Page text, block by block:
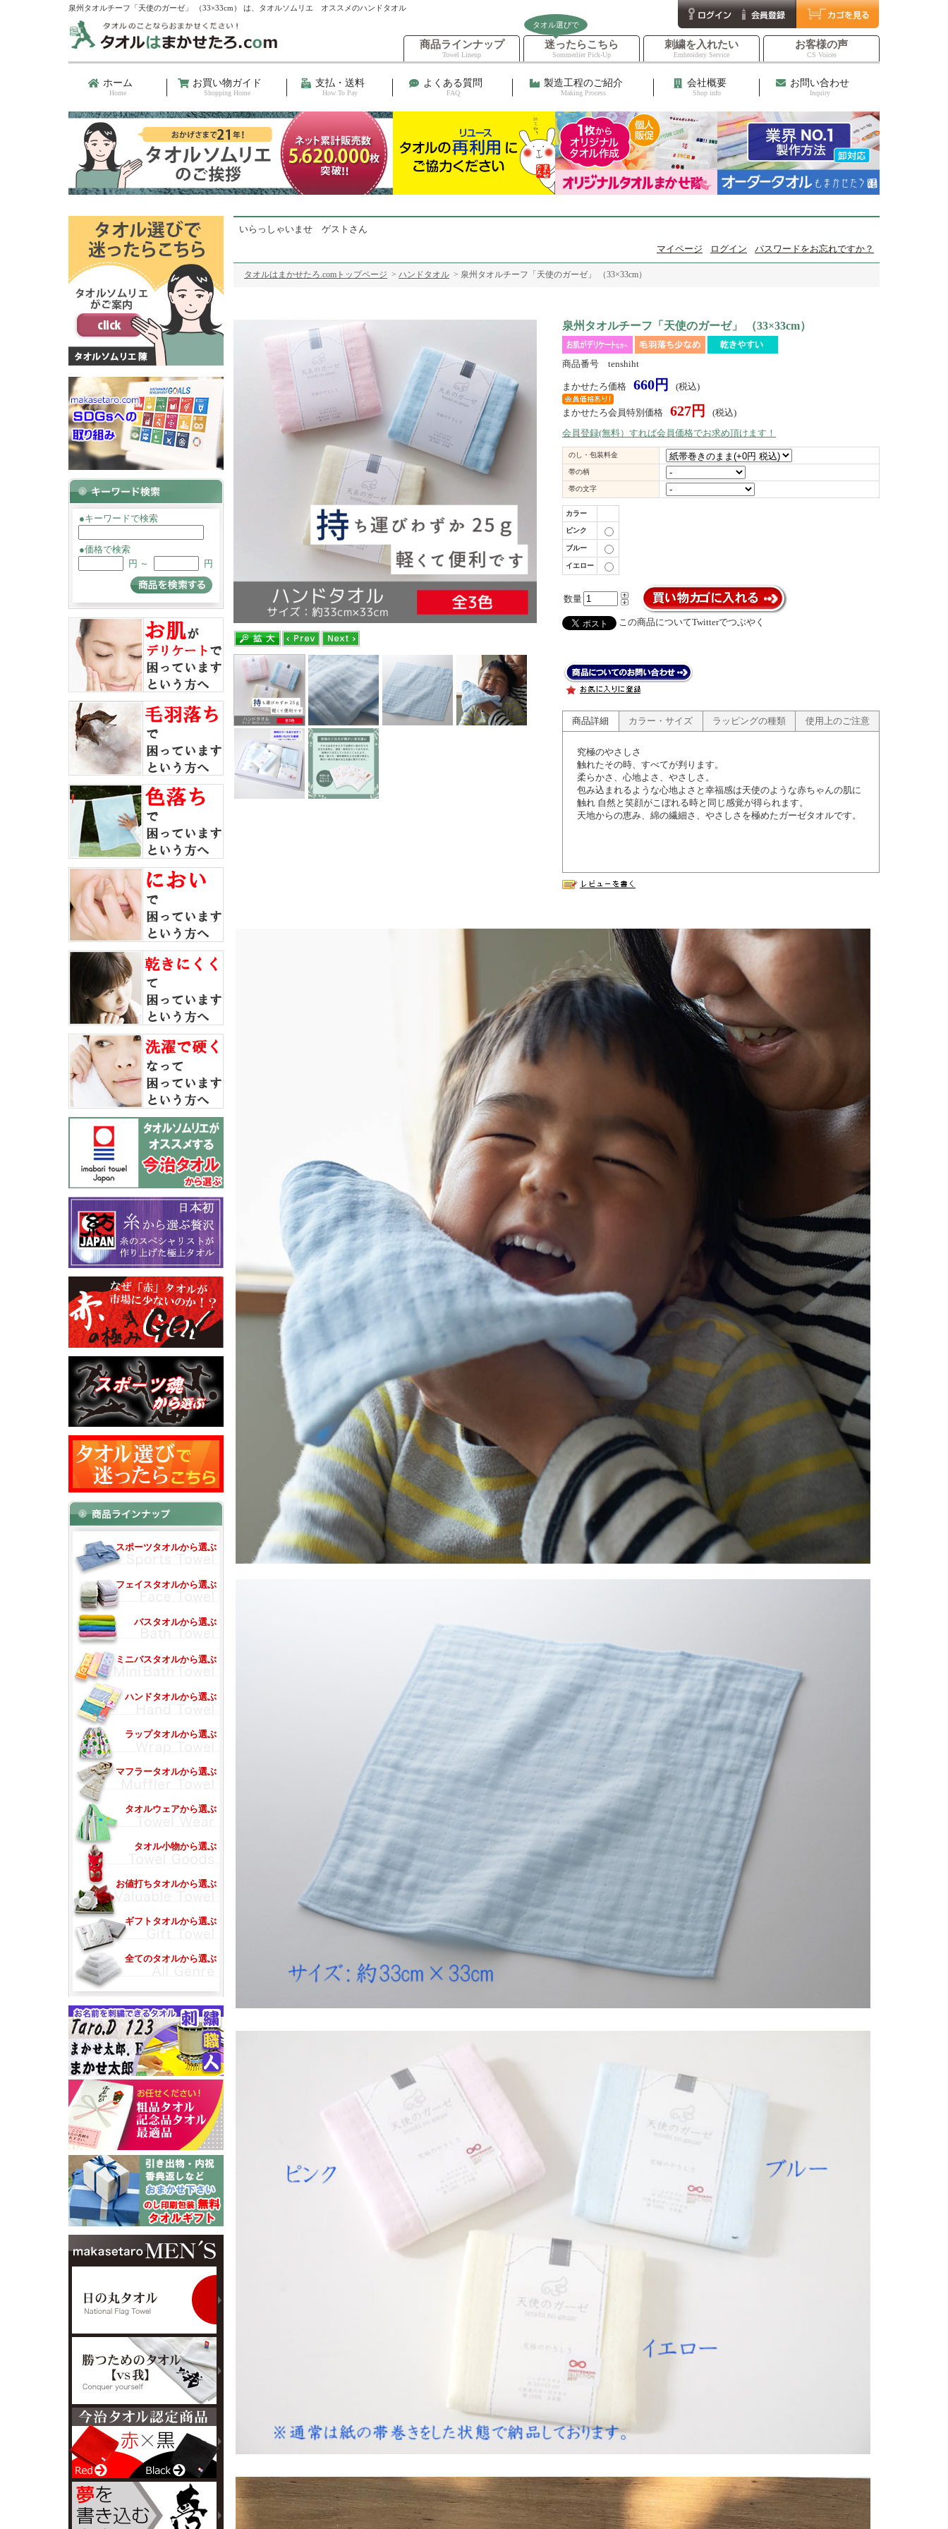
泉州タオルチーフ「天使のガーゼ」 （33×33cm） は、タオルソムリエ オススメのハンドタオル
商品ラインナップ
Towel Lineup
迷ったらこちら
Sommerlier Pick-Up
タオル選びで
刺繍を入れたい
Embroidery Service
お客様の声
CS Voices
ホーム
Home
お買い物ガイド
Shopping Home
支払・送料
How To Pay
よくある質問
FAQ
製造工程のご紹介
Making Process
会社概要
Shop info
お問い合わせ
Inquiry
●キーワードで検索
●価格で検索
円 ～
円
スポーツタオルから選ぶ
フェイスタオルから選ぶ
バスタオルから選ぶ
ミニバスタオルから選ぶ
ハンドタオルから選ぶ
ラップタオルから選ぶ
マフラータオルから選ぶ
タオルウェアから選ぶ
タオル小物から選ぶ
お値打ちタオルから選ぶ
ギフトタオルから選ぶ
全てのタオルから選ぶ
いらっしゃいませ ゲストさん
マイページ
ログイン パスワードをお忘れですか？
タオルはまかせたろ.comトップページ > ハンドタオル > 泉州タオルチーフ「天使のガーゼ」 （33×33cm）
泉州タオルチーフ「天使のガーゼ」 （33×33cm）
商品番号 tenshiht
まかせたろ価格 660円 (税込)
まかせたろ会員特別価格 627円
(税込)
会員登録(無料）すれば会員価格でお求め頂けます！
のし・包装料金
帯の柄
帯の文字
カラー
ピンク
ブルー
イエロー
数量
この商品についてTwitterでつぶやく
商品詳細 カラー・サイズ ラッピングの種類 使用上のご注意
究極のやさしさ
触れたその時、すべてが判ります。
柔らかさ、心地よさ、やさしさ。
包み込まれるような心地よさと幸福感は天使のような赤ちゃんの肌に
触れ 自然と笑顔がこぼれる時と同じ感覚が得られます。
天地からの恵み、綿の繊細さ、やさしさを極めたガーゼタオルです。